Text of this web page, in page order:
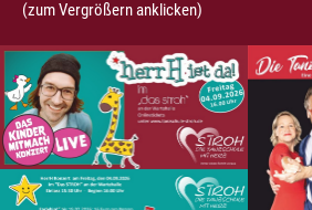
(zum Vergrößern anklicken)